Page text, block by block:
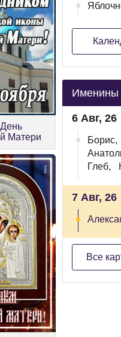
Матери
Именины
6 Авг, 26
Борис,
Глеб,
7 Авг, 26
Все